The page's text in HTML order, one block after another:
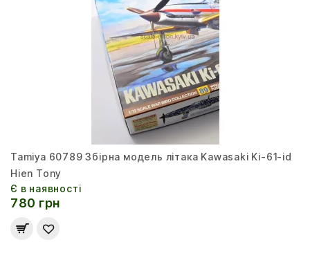
Tamiya 60789 Збірна модель літака Kawasaki Ki-61-id
Hien Tony
Є в наявності
780 грн